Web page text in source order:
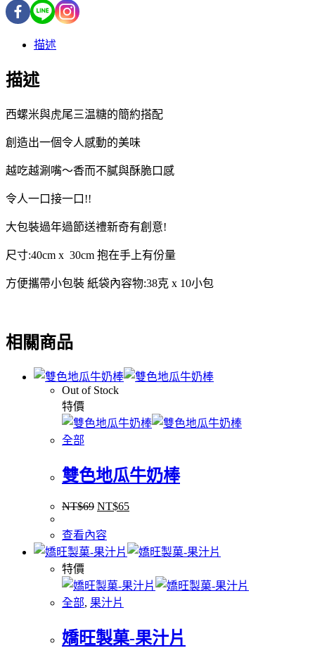
描述
描述
西螺米與虎尾三温糖的簡約搭配
創造出一個令人感動的美味
越吃越涮嘴～香而不膩與酥脆口感
令人一口接一口!!
大包裝過年過節送禮新奇有創意!
尺寸:40cm x 30cm 抱在手上有份量
方便攜帶小包裝 紙袋內容物:38克 x 10小包
相關商品
Out of Stock
特價
全部
雙色地瓜牛奶棒
NT$69 NT$65
查看內容
特價
全部, 果汁片
嬌旺製菓-果汁片